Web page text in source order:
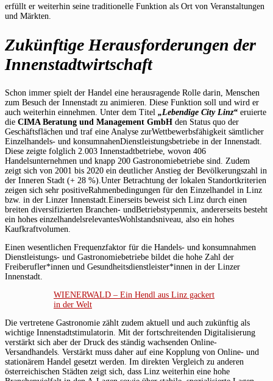
erfüllt er weiterhin seine traditionelle Funktion als Ort von Veranstaltungen
und Märkten.
Zukünftige Herausforderungen der
Innenstadtwirtschaft
Schon immer spielt der Handel eine herausragende Rolle darin, Menschen
zum Besuch der Innenstadt zu animieren. Diese Funktion soll und wird er
auch weiterhin einnehmen. Unter dem Titel „Lebendige City Linz“ eruierte
die CIMA Beratung und Management GmbH den Status quo der
Geschäftsflächen und traf eine Analyse zurWettbewerbsfähigkeit sämtlicher
Einzelhandels- und konsumnahenDienstleistungsbetriebe in der Innenstadt.
Diese zeigte folglich 2.003 Innenstadtbetriebe, wovon 406
Handelsunternehmen und knapp 200 Gastronomiebetriebe sind. Zudem
zeigt sich von 2001 bis 2020 ein deutlicher Anstieg der Bevölkerungszahl in
der Inneren Stadt (+ 28 %).Unter Betrachtung der lokalen Standortkriterien
zeigen sich sehr positiveRahmenbedingungen für den Einzelhandel in Linz
bzw. in der Linzer Innenstadt.Einerseits beweist sich Linz durch einen
breiten diversifizierten Branchen- undBetriebstypenmix, andererseits besteht
ein hohes einzelhandelsrelevantesWohlstandsniveau, also ein hohes
Kaufkraftvolumen.
Einen wesentlichen Frequenzfaktor für die Handels- und konsumnahmen
Dienstleistungs- und Gastronomiebetriebe bildet die hohe Zahl der
Freiberufler*innen und Gesundheitsdienstleister*innen in der Linzer
Innenstadt.
WIENERWALD – Ein Hendl aus Linz gackert
in der Welt
Die vertretene Gastronomie zählt zudem aktuell und auch zukünftig als
wichtige Innenstadtstimulatorin. Mit der fortschreitenden Digitalisierung
verstärkt sich aber der Druck des ständig wachsenden Online-
Versandhandels. Verstärkt muss daher auf eine Kopplung von Online- und
stationärem Handel gesetzt werden. Im direkten Vergleich zu anderen
österreichischen Städten zeigt sich, dass Linz weiterhin eine hohe